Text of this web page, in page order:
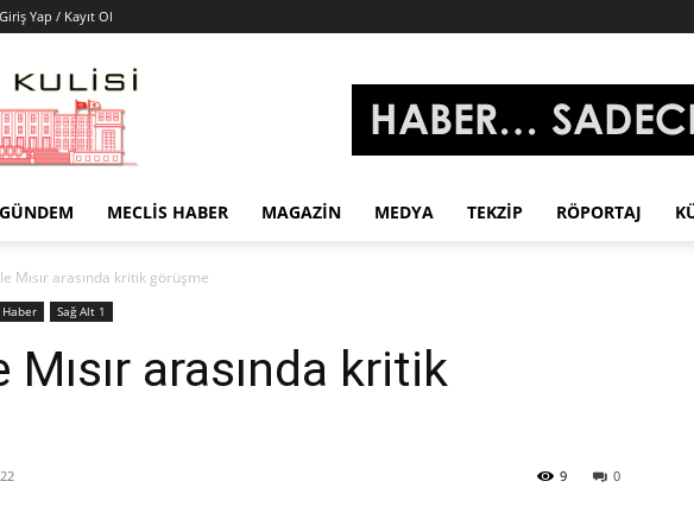
Giriş Yap / Kayıt Ol
Meclis
MECLIS HABER MAGAZIN MEDYA TEKZIP RÖPORTAJ
Mısır arasında kritik görüşme
Sağ Alt 1
arasında kritik
0
9